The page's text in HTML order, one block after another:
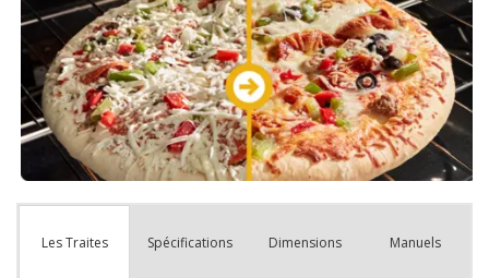
Les Traites Spécifications Dimensions Manuels